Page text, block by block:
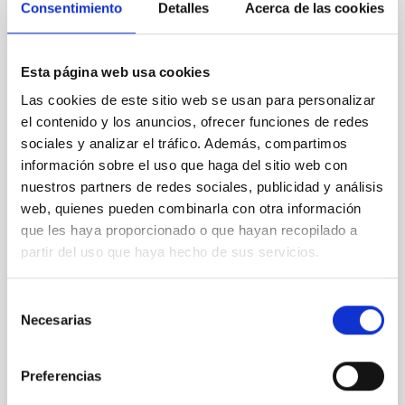
Consentimiento Detalles Acerca de las cookies
Esta página web usa cookies
Las cookies de este sitio web se usan para personalizar
el contenido y los anuncios, ofrecer funciones de redes
sociales y analizar el tráfico. Además, compartimos
información sobre el uso que haga del sitio web con
nuestros partners de redes sociales, publicidad y análisis
web, quienes pueden combinarla con otra información
que les haya proporcionado o que hayan recopilado a
partir del uso que haya hecho de sus servicios.
Necesarias
Preferencias
ADVERTISED ON (MAX)
SORT BY ORDER
Un contrato - Técnico/a de Taller -
Especialidad Mecánica- Fijo Laboral - PS-
2026-032
Se convoca proceso selectivo para el ingreso, como
personal laboral fijo, de un puesto de trabajo con la
categoría profesional de Técnico/a de Taller, acogido
al Convenio y que tendrá, entre otras, las siguientes
funciones: Realización de trabajos de fabricación
mecánica, ajuste y montaje de piezas y conjuntos,
empleando máquinas herramienta
Advertised on